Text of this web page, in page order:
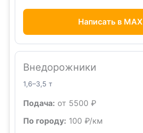
Написать в MAX
Внедорожники
1,6–3,5 т
Подача: от 5500 ₽
По городу: 100 ₽/км